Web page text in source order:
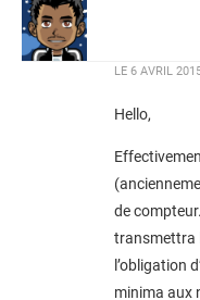
LE 6 AVRIL
Hello,
de
transmettra
l’obligation
minima aux